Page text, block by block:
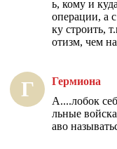
ь, кому и
операции, а
ку строить,
отизм, чем
Г Гермиона
А....лобок
льные
аво